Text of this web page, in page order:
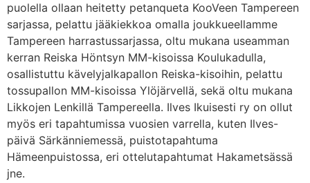
puolella ollaan heitetty petanqueta KooVeen Tampereen
sarjassa, pelattu jääkiekkoa omalla joukkueellamme
Tampereen harrastussarjassa, oltu mukana useamman
kerran Reiska Höntsyn MM-kisoissa Koulukadulla,
osallistuttu kävelyjalkapallon Reiska-kisoihin, pelattu
tossupallon MM-kisoissa Ylöjärvellä, sekä oltu mukana
Likkojen Lenkillä Tampereella. Ilves Ikuisesti ry on ollut
myös eri tapahtumissa vuosien varrella, kuten Ilves-
päivä Särkänniemessä, puistotapahtuma
Hämeenpuistossa, eri ottelutapahtumat Hakametsässä
jne.